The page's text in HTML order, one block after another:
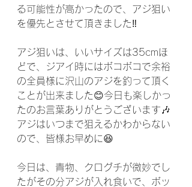
る可能性が高かったので、アジ狙い
を優先とさせて頂きました‼️
アジ狙いは、いいサイズは35cmほ
どで、ジアイ時にはボコボコで余裕
の全員様に沢山のアジを釣って頂く
ことが出来ました😊今日も楽しかっ
たのお言葉ありがとうございます🎶
アジはいつまで狙えるかわからない
ので、皆様お早めに😆
今日は、青物、クログチが微妙でし
たがその分アジが入れ食いで、ボッ